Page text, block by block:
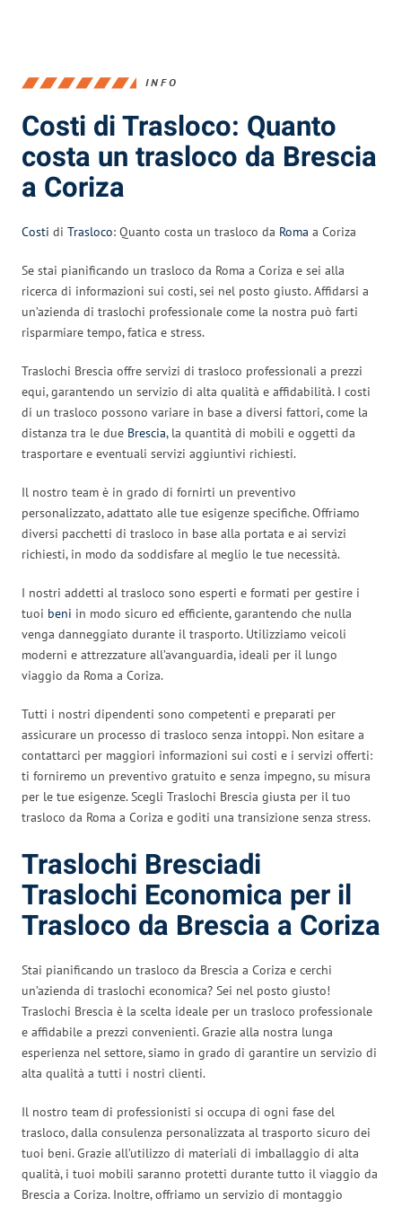
INFO
Costi di Trasloco: Quanto
costa un trasloco da Brescia
a Coriza
Costi di Trasloco: Quanto costa un trasloco da Roma a Coriza
Se stai pianificando un trasloco da Roma a Coriza e sei alla
ricerca di informazioni sui costi, sei nel posto giusto. Affidarsi a
un’azienda di traslochi professionale come la nostra può farti
risparmiare tempo, fatica e stress.
Traslochi Brescia offre servizi di trasloco professionali a prezzi
equi, garantendo un servizio di alta qualità e affidabilità. I costi
di un trasloco possono variare in base a diversi fattori, come la
distanza tra le due Brescia, la quantità di mobili e oggetti da
trasportare e eventuali servizi aggiuntivi richiesti.
Il nostro team è in grado di fornirti un preventivo
personalizzato, adattato alle tue esigenze specifiche. Offriamo
diversi pacchetti di trasloco in base alla portata e ai servizi
richiesti, in modo da soddisfare al meglio le tue necessità.
I nostri addetti al trasloco sono esperti e formati per gestire i
tuoi beni in modo sicuro ed efficiente, garantendo che nulla
venga danneggiato durante il trasporto. Utilizziamo veicoli
moderni e attrezzature all’avanguardia, ideali per il lungo
viaggio da Roma a Coriza.
Tutti i nostri dipendenti sono competenti e preparati per
assicurare un processo di trasloco senza intoppi. Non esitare a
contattarci per maggiori informazioni sui costi e i servizi offerti:
ti forniremo un preventivo gratuito e senza impegno, su misura
per le tue esigenze. Scegli Traslochi Brescia giusta per il tuo
trasloco da Roma a Coriza e goditi una transizione senza stress.
Traslochi Bresciadi
Traslochi Economica per il
Trasloco da Brescia a Coriza
Stai pianificando un trasloco da Brescia a Coriza e cerchi
un’azienda di traslochi economica? Sei nel posto giusto!
Traslochi Brescia è la scelta ideale per un trasloco professionale
e affidabile a prezzi convenienti. Grazie alla nostra lunga
esperienza nel settore, siamo in grado di garantire un servizio di
alta qualità a tutti i nostri clienti.
Il nostro team di professionisti si occupa di ogni fase del
trasloco, dalla consulenza personalizzata al trasporto sicuro dei
tuoi beni. Grazie all’utilizzo di materiali di imballaggio di alta
qualità, i tuoi mobili saranno protetti durante tutto il viaggio da
Brescia a Coriza. Inoltre, offriamo un servizio di montaggio